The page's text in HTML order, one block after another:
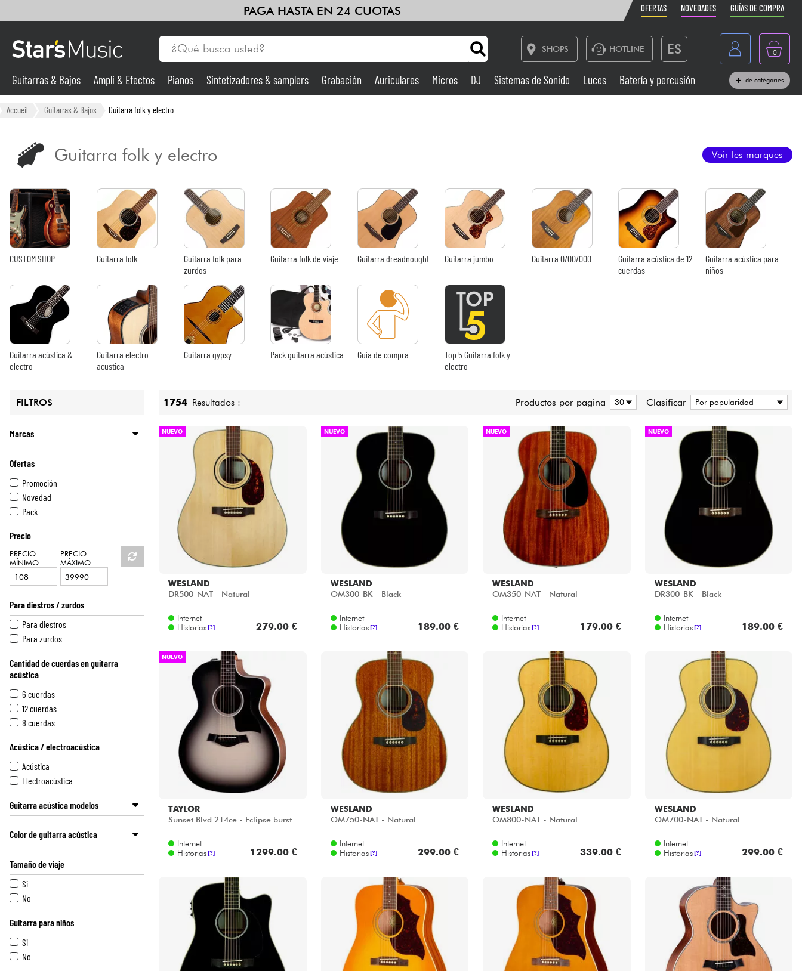
PAGA HASTA EN 24 CUOTAS OFERTAS NOVEDADES GUÍAS DE COMPRA
SHOPS HOTLINE ES
France
Belgique
English
0
Guitarras & Bajos
Luces Batería y percusión Vientos
Violines y cuarteto Cables & Acces.
Bundle
Ver nuestras marcas
Guitarras & Bajos Ampli & Efectos Pianos Sintetizadores & samplers Grabación Auriculares Micros DJ Sistemas de Sonido Luces Batería y percusión de catégories
Accueil Guitarras & Bajos Guitarra folk y electro
Guitarra folk y electro Voir les marques
CUSTOM SHOP Guitarra folk
Guitarra folk para
zurdos
Guitarra folk de viaje Guitarra dreadnought Guitarra jumbo Guitarra 0/00/000
Guitarra acústica de 12
cuerdas
Guitarra acústica para
niños
Guitarra acústica &
electro
Guitarra electro
acustica
Guitarra gypsy Pack guitarra acústica Guía de compra
Top 5 Guitarra folk y
electro
FILTROS
Marcas
ALVAREZ
ART ET LUTHERIE
ATKIN
BOURGEOIS
CORT
D'ANGELICO
EASTMAN
EASTONE
EPIPHONE
FENDER
FURCH
GODIN
GRETSCH
GUILD
IBANEZ
J.N GUITARS
LAG
LAVA MUSIC
LOWDEN
MARTINEZ
OVATION
SCHECTER
SEAGULL
SHEERAN BY LOWDEN
SIRE
TAKAMINE
TANGLEWOOD
Ofertas
Promoción
Novedad
Pack
Precio
PRECIO
MÍNIMO
PRECIO
MÁXIMO
Para diestros / zurdos
Para diestros
Para zurdos
Cantidad de cuerdas en guitarra
acústica
6 cuerdas
12 cuerdas
8 cuerdas
Acústica / electroacústica
Acústica
Electroacústica
Guitarra acústica modelos
Parlor
Otros
Dreadnought
Color de guitarra acústica
Blanco
Azul
Rojo
Natural
Rosa
Otros colores
Tamaño de viaje
Si
No
Guitarra para niños
Si
No
1754 Resultados : Productos por pagina Clasificar
NUEVO
WESLAND
DR500-NAT - Natural
Internet
Historias [?] 279.00 €
NUEVO
WESLAND
OM300-BK - Black
Internet
Historias [?] 189.00 €
NUEVO
WESLAND
OM350-NAT - Natural
Internet
Historias [?] 179.00 €
NUEVO
WESLAND
DR300-BK - Black
Internet
Historias [?] 189.00 €
NUEVO
TAYLOR
Sunset Blvd 214ce - Eclipse burst
Internet
Historias [?] 1299.00 €
WESLAND
OM750-NAT - Natural
Internet
Historias [?] 299.00 €
WESLAND
OM800-NAT - Natural
Internet
Historias [?] 339.00 €
WESLAND
OM700-NAT - Natural
Internet
Historias [?] 299.00 €